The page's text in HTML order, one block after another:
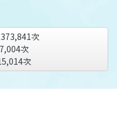
次
7,004次
次